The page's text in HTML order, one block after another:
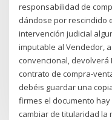
responsabilidad de
dándose por rescindido
intervención judicial
imputable al Vendedor,
convencional,
contrato de compra-
debéis guardar una
firmes el documento
cambiar de titularidad la